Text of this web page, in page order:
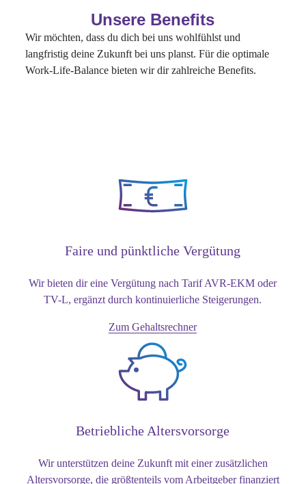
Unsere Benefits
Wir möchten, dass du dich bei uns wohlfühlst und
langfristig deine Zukunft bei uns planst. Für die optimale
Work-Life-Balance bieten wir dir zahlreiche Benefits.
Faire und pünktliche Vergütung
Wir bieten dir eine Vergütung nach Tarif AVR-EKM oder
TV-L, ergänzt durch kontinuierliche Steigerungen.
Zum Gehaltsrechner
Betriebliche Altersvorsorge
Wir unterstützen deine Zukunft mit einer zusätzlichen
Altersvorsorge, die größtenteils vom Arbeitgeber finanziert